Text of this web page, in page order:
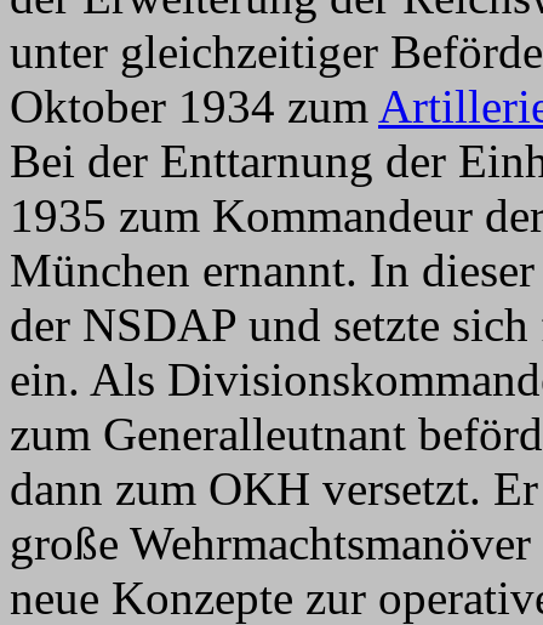
unter gleichzeitiger
Oktober 1934 zum
Bei der Enttarnung der
1935 zum Kommandeur
München ernannt. In
der NSDAP und setzte
ein. Als
zum Generalleutnant
dann zum OKH versetzt.
große
neue Konzepte zur